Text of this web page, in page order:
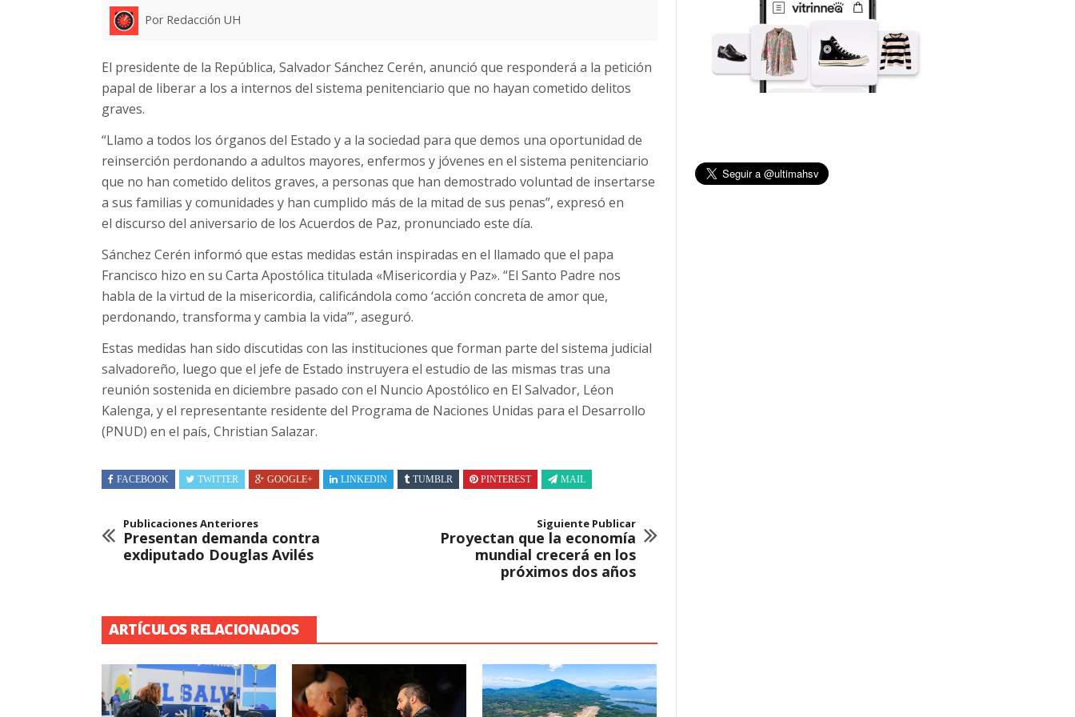
Por Redacción UH
El presidente de la República, Salvador Sánchez Cerén, anunció que responderá a la petición
papal de liberar a los a internos del sistema penitenciario que no hayan cometido delitos
graves.
“Llamo a todos los órganos del Estado y a la sociedad para que demos una oportunidad de
reinserción perdonando a adultos mayores, enfermos y jóvenes en el sistema penitenciario
que no han cometido delitos graves, a personas que han demostrado voluntad de insertarse
a sus familias y comunidades y han cumplido más de la mitad de sus penas”, expresó en
el discurso del aniversario de los Acuerdos de Paz, pronunciado este día.
Sánchez Cerén informó que estas medidas están inspiradas en el llamado que el papa
Francisco hizo en su Carta Apostólica titulada «Misericordia y Paz». “El Santo Padre nos
habla de la virtud de la misericordia, calificándola como ‘acción concreta de amor que,
perdonando, transforma y cambia la vida’”, aseguró.
Estas medidas han sido discutidas con las instituciones que forman parte del sistema judicial
salvadoreño, luego que el jefe de Estado instruyera el estudio de las mismas tras una
reunión sostenida en diciembre pasado con el Nuncio Apostólico en El Salvador, Léon
Kalenga, y el representante residente del Programa de Naciones Unidas para el Desarrollo
(PNUD) en el país, Christian Salazar.
FACEBOOK TWITTER GOOGLE+ LINKEDIN TUMBLR PINTEREST MAIL
Publicaciones Anteriores
Presentan demanda contra
exdiputado Douglas Avilés
Siguiente Publicar
Proyectan que la economía
mundial crecerá en los
próximos dos años
ARTÍCULOS RELACIONADOS